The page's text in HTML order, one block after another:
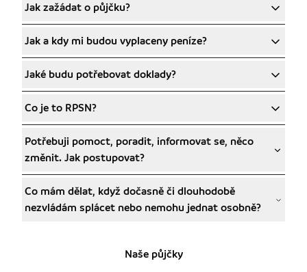
Jak zažádat o půjčku?
Jak a kdy mi budou vyplaceny peníze?
Jaké budu potřebovat doklady?
Co je to RPSN?
Potřebuji pomoct, poradit, informovat se, něco
změnit. Jak postupovat?
Co mám dělat, když dočasně či dlouhodobě
nezvládám splácet nebo nemohu jednat osobně?
Naše půjčky